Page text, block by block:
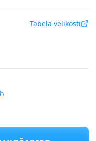
Tabela velikosti
F Rumena 92